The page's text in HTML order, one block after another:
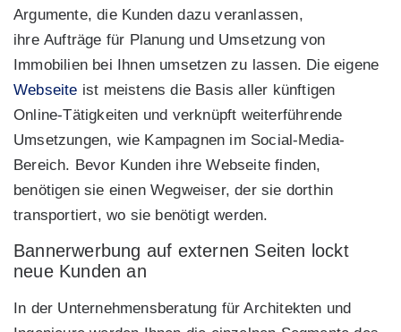
Argumente, die Kunden dazu veranlassen,
ihre Aufträge für Planung und Umsetzung von
Immobilien bei Ihnen umsetzen zu lassen. Die eigene
Webseite ist meistens die Basis aller künftigen
Online-Tätigkeiten und verknüpft weiterführende
Umsetzungen, wie Kampagnen im Social-Media-
Bereich. Bevor Kunden ihre Webseite finden,
benötigen sie einen Wegweiser, der sie dorthin
transportiert, wo sie benötigt werden.
Bannerwerbung auf externen Seiten lockt
neue Kunden an
In der Unternehmensberatung für Architekten und